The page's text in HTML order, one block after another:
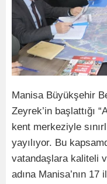
Manisa Büyükşehir
Zeyrek’in başlattığı
kent merkeziyle
yayılıyor. Bu
vatandaşlara kaliteli
adına Manisa’nın